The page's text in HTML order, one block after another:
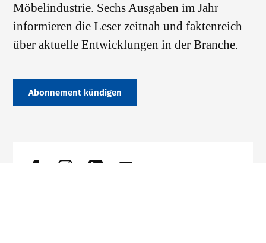
Möbelindustrie. Sechs Ausgaben im Jahr
informieren die Leser zeitnah und faktenreich
über aktuelle Entwicklungen in der Branche.
Abonnement kündigen